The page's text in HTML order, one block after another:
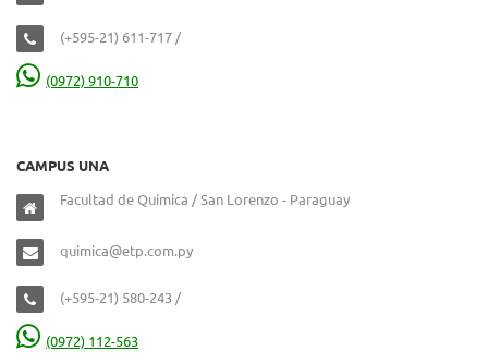
(+595-21) 611-717 /
(0972) 910-710
CAMPUS UNA
Facultad de Química / San Lorenzo - Paraguay
quimica@etp.com.py
(+595-21) 580-243 /
(0972) 112-563